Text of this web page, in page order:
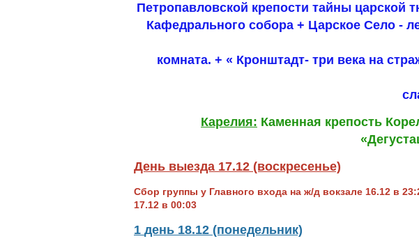
Петропавловской крепости тайны царской
Кафедрального собора + Царское Село -
комната. + « Кронштадт- три века на
Карелия: Каменная крепость
День выезда 17.12 (воскресенье)
Сбор группы у Главного входа на ж/д вокзале 16.12 в
17.12 в 00:03
1 день 18.12 (понедельник)